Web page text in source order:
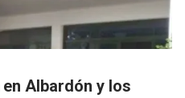
Albardón y los